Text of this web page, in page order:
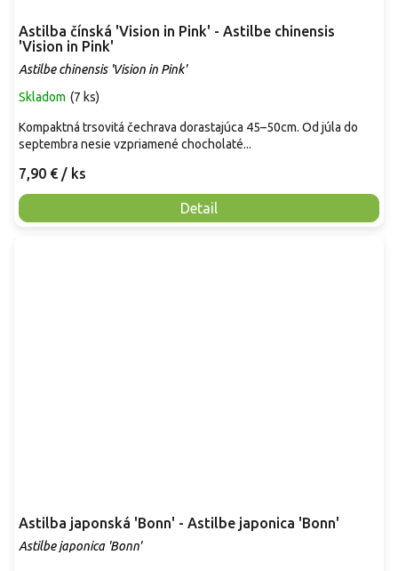
Astilba čínská 'Vision in Pink' - Astilbe chinensis
'Vision in Pink'
Astilbe chinensis 'Vision in Pink'
Skladom (7 ks)
7,90 € / ks
Detail
Kompaktná trsovitá čechrava dorastajúca 45–50cm. Od júla do
septembra nesie vzpriamené chocholaté...
Astilba japonská 'Bonn' - Astilbe japonica 'Bonn'
Astilbe japonica 'Bonn'